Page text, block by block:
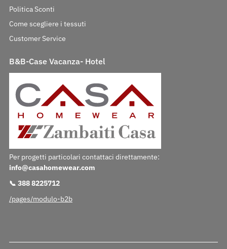
Politica Sconti
Come scegliere i tessuti
Customer Service
B&B-Case Vacanza- Hotel
Per progetti particolari contattaci direttamente:
info@casahomewear.com
📞 388 8225712
/pages/modulo-b2b